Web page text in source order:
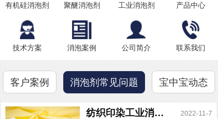
有机硅消泡剂 聚醚消泡剂 工业消泡剂 产品中心
技术方案 消泡案例 公司简介 联系我们
客户案例 消泡剂常见问题 宝中宝动态
纺织印染工业消泡剂不同运用 2022-11-7